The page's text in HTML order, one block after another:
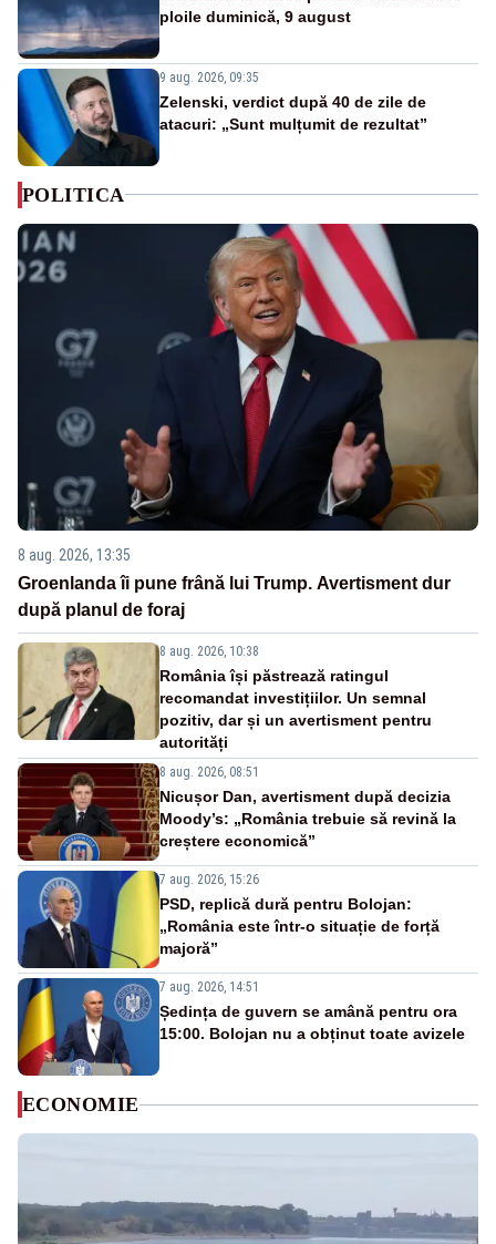
ploile duminică, 9 august
9 aug. 2026, 09:35
Zelenski, verdict după 40 de zile de
atacuri: „Sunt mulțumit de rezultat”
POLITICA
8 aug. 2026, 13:35
Groenlanda îi pune frână lui Trump. Avertisment dur
după planul de foraj
8 aug. 2026, 10:38
România își păstrează ratingul
recomandat investițiilor. Un semnal
pozitiv, dar și un avertisment pentru
autorități
8 aug. 2026, 08:51
Nicușor Dan, avertisment după decizia
Moody’s: „România trebuie să revină la
creștere economică”
7 aug. 2026, 15:26
PSD, replică dură pentru Bolojan:
„România este într-o situație de forță
majoră”
7 aug. 2026, 14:51
Ședința de guvern se amână pentru ora
15:00. Bolojan nu a obținut toate avizele
ECONOMIE